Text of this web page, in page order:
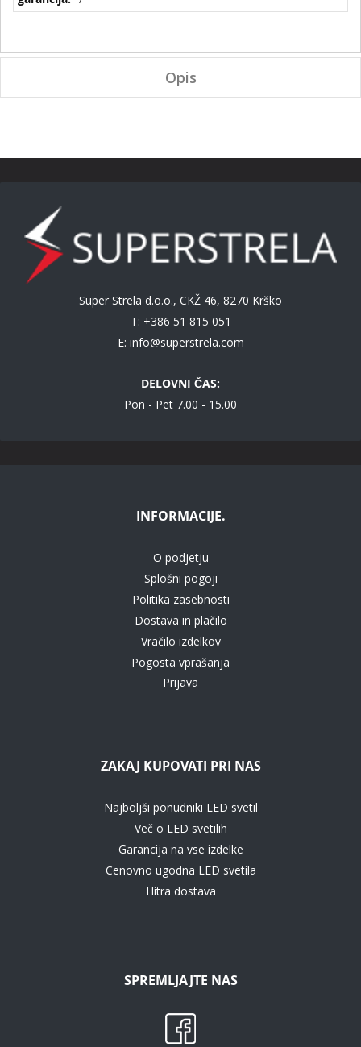
Opis
Super Strela d.o.o., CKŽ 46, 8270 Krško
T: +386 51 815 051
E: info@superstrela.com
DELOVNI ČAS:
Pon - Pet 7.00 - 15.00
INFORMACIJE.
O podjetju
Splošni pogoji
Politika zasebnosti
Dostava in plačilo
Vračilo izdelkov
Pogosta vprašanja
Prijava
ZAKAJ KUPOVATI PRI NAS
Najboljši ponudniki LED svetil
Več o LED svetilih
Garancija na vse izdelke
Cenovno ugodna LED svetila
Hitra dostava
SPREMLJAJTE NAS